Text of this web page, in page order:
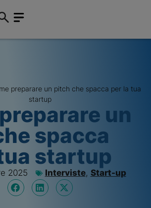
preparare un pitch che spacca per la tua
startup
un
spacca
startup
2025 Interviste, Start-up